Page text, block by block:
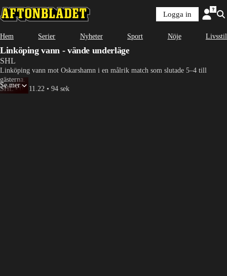
Logga in
Hem Serier Nyheter Sport Nöje Livsstil
Linköping vann - vände underläge
SHL
Linköping vann mot Oskarshamn i en målrik match som slutade 5–4 till
gästerna.
SHL•05.11.22 • 94 sek
Se mer